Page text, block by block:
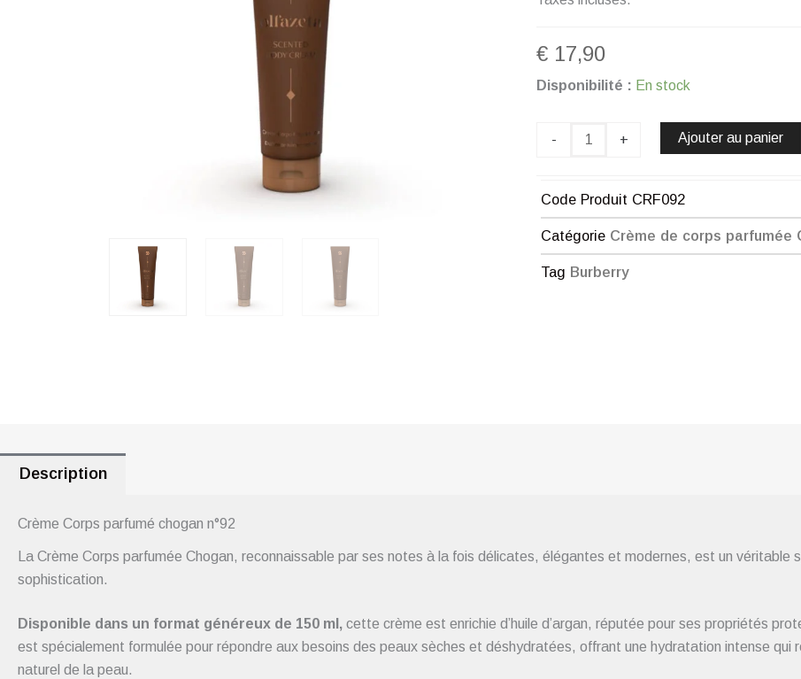
€ 17,90
Disponibilité : En stock
-
quantité
+ Ajouter au panier
Code Produit CRF092
Catégorie Crème de corps parfumée
Tag Burberry
Description
Crème Corps parfumé chogan n°92
La Crème Corps parfumée Chogan, reconnaissable par ses notes à la fois délicates, élégantes et modernes, est un véritable
sophistication.
Disponible dans un format généreux de 150 ml, cette crème est enrichie d’huile d’argan, réputée pour ses propriétés
est spécialement formulée pour répondre aux besoins des peaux sèches et déshydratées, offrant une hydratation intense qui
naturel de la peau.